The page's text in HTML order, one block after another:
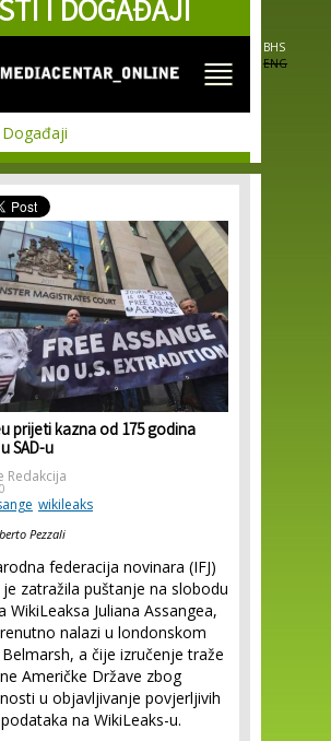
Skip to
main I DOGAĐAJI
BHS
ENG
Događaji
prijeti kazna od 175 godina
SAD-u
Redakcija
wikileaks
Pezzali
federacija novinara (IFJ)
zatražila puštanje na slobodu
WikiLeaksa Juliana Assangea,
nalazi u londonskom
a čije izručenje traže
Američke Države zbog
u objavljivanje povjerljivih
na WikiLeaks-u.